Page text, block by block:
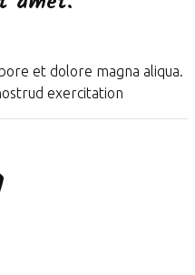
et dolore magna aliqua.
exercitation